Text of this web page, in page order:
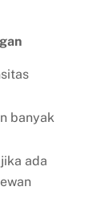
banyak
ada